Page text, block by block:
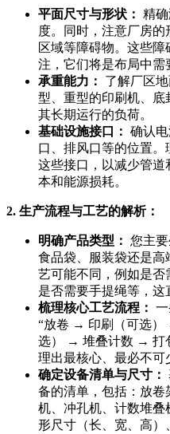
平面尺寸与形状： 精
度。同时，注意厂房
区域等障碍物。这些
注，它们将是布局中需
承重能力：
了解厂区
型、重型的印刷机、底
其长期运行的负荷。
基础设施接口： 确认
口、排风口等的位置
这些接口，以减少管
本和能源损耗。
2. 生产流程与工艺的解析：
明确产品类型： 您主
食品袋、服装袋还是
艺可能不同，例如是否
是否需要手提绳等，这
梳理核心工艺流程：
“放卷 → 印刷（可选
选） → 堆叠计数 → 打
理出最核心、最必不可
确定设备清单与尺寸：
备的清单，包括：放
机、冲孔机、计数堆
形尺寸（长、宽、高